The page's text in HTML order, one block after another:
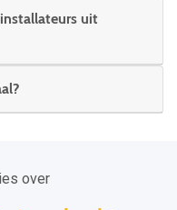
uit
over